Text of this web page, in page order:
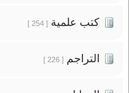
كتب علمية[ 254 ]
التراجم[ 226 ]